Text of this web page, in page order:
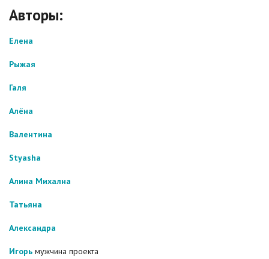
Авторы:
Елена
Рыжая
Галя
Алёна
Валентина
Styasha
Алина Михална
Татьяна
Александра
Игорь мужчина проекта